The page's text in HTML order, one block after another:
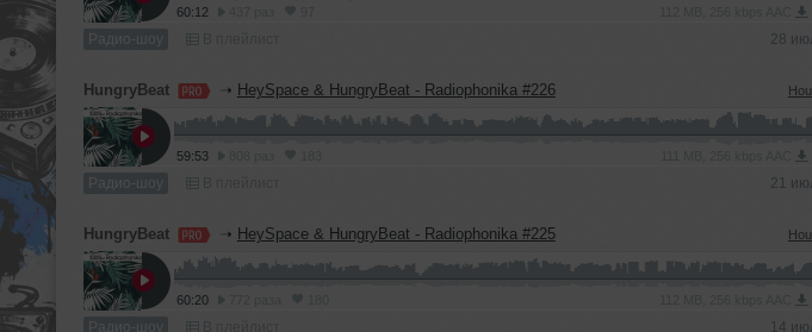
60:12
Радио-шоу 28
HungryBeat ➝ HeySpace & HungryBeat - Radiophonika #226
59:53
Радио-шоу 21
HungryBeat ➝ HeySpace & HungryBeat - Radiophonika #225
60:20
Радио-шоу 14